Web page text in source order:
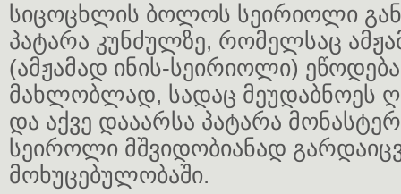
სიცოცხლის ბოლოს სეირიოლი
პატარა კუნძულზე, რომელსაც
(ამჟამად ინის-სეირიოლი)
მახლობლად, სადაც მეუდაბნოეს
და აქვე დააარსა პატარა
სეიროლი მშვიდობიანად
მოხუცებულობაში.